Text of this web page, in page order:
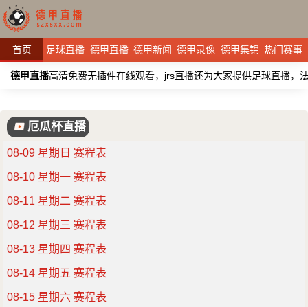
首页 足球直播 德甲直播 德甲新闻 德甲录像 德甲集锦 热门赛事
德甲直播高清免费无插件在线观看，jrs直播还为大家提供足球直播，
厄瓜杯直播
08-09 星期日 赛程表
08-10 星期一 赛程表
08-11 星期二 赛程表
08-12 星期三 赛程表
08-13 星期四 赛程表
08-14 星期五 赛程表
08-15 星期六 赛程表